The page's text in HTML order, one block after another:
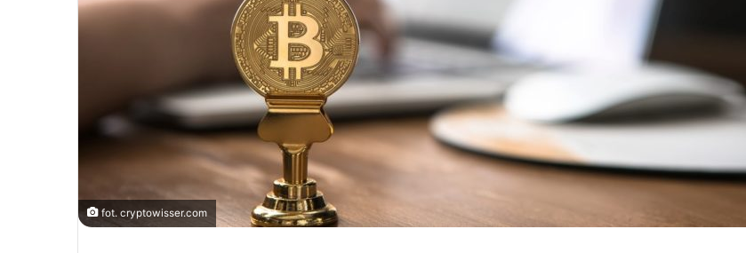
fot. cryptowisser.com